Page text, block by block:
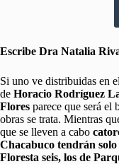
Escribe Dra Natalia
Si uno ve distribuidas en
de Horacio Rodríguez
Flores parece que será el
obras se trata. Mientras
que se lleven a cabo
Chacabuco tendrán
Floresta seis, los de